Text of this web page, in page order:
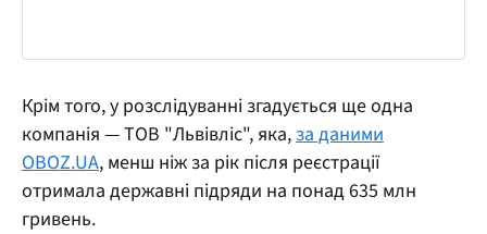
Крім того, у розслідуванні згадується ще одна
компанія — ТОВ "Львівліс", яка, за даними
OBOZ.UA, менш ніж за рік після реєстрації
отримала державні підряди на понад 635 млн
гривень.